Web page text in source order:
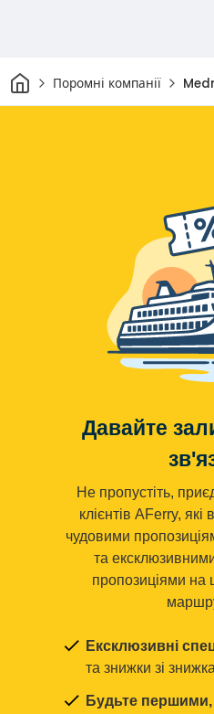
Дім Поромні компанії
Давайте
Не пропустіть,
клієнтів AFerry,
чудовими
та
пропозиціями на
Ексклюзивні
та знижки зі
Будьте першими,